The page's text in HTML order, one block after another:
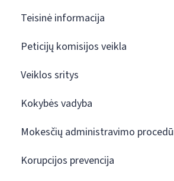
Teisinė informacija
Peticijų komisijos veikla
Veiklos sritys
Kokybės vadyba
Mokesčių administravimo
Korupcijos prevencija